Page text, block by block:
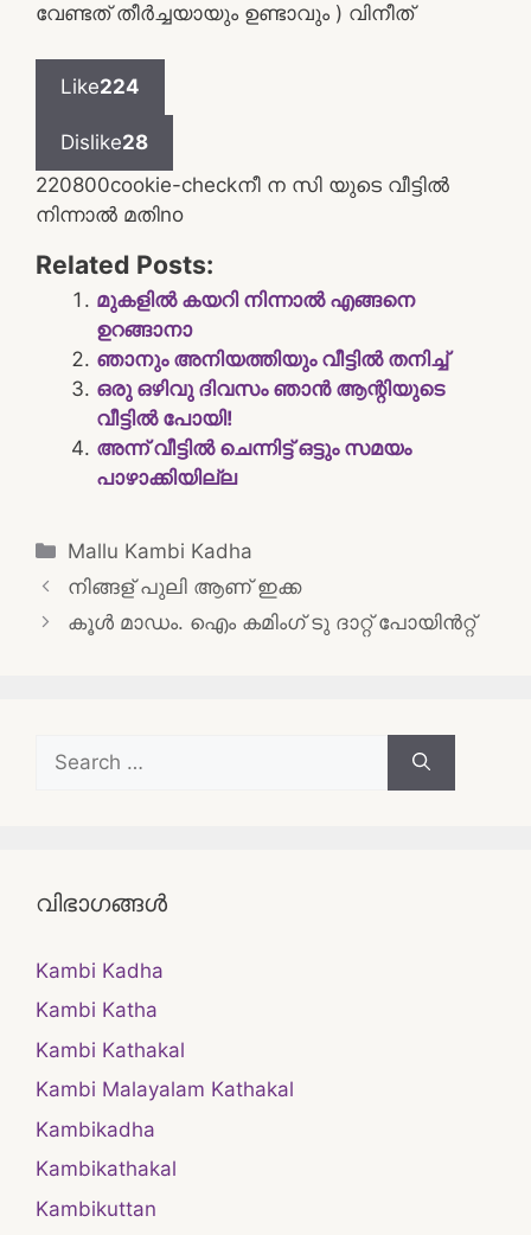
വേണ്ടത് തീർച്ചയായും ഉണ്ടാവും ) വിനീത്
Like224
Dislike28
220800cookie-checkനീ ന സി യുടെ വീട്ടിൽ
നിന്നാൽ മതിno
Related Posts:
മുകളിൽ കയറി നിന്നാൽ എങ്ങനെ
ഉറങ്ങാനാ
ഞാനും അനിയത്തിയും വീട്ടിൽ തനിച്ച്
ഒരു ഒഴിവു ദിവസം ഞാൻ ആന്റിയുടെ
വീട്ടിൽ പോയി!
അന്ന് വീട്ടിൽ ചെന്നിട്ട് ഒട്ടും സമയം
പാഴാക്കിയില്ല
Categories
Mallu Kambi Kadha
Post
navigation
നിങ്ങള് പുലി ആണ് ഇക്ക
കൂള്‍ മാഡം. ഐം കമിംഗ് ടു ദാറ്റ്‌ പോയിന്‍റ്റ്
for:
വിഭാഗങ്ങൾ
Kambi Kadha
Kambi Katha
Kambi Kathakal
Kambi Malayalam Kathakal
Kambikadha
Kambikathakal
Kambikuttan